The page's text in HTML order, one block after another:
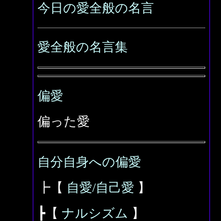
今日の愛全般の名言
愛全般の名言集
偏愛
偏った愛
自分自身への偏愛
┣【 自愛/自己愛 】
┣【 ナルシズム 】